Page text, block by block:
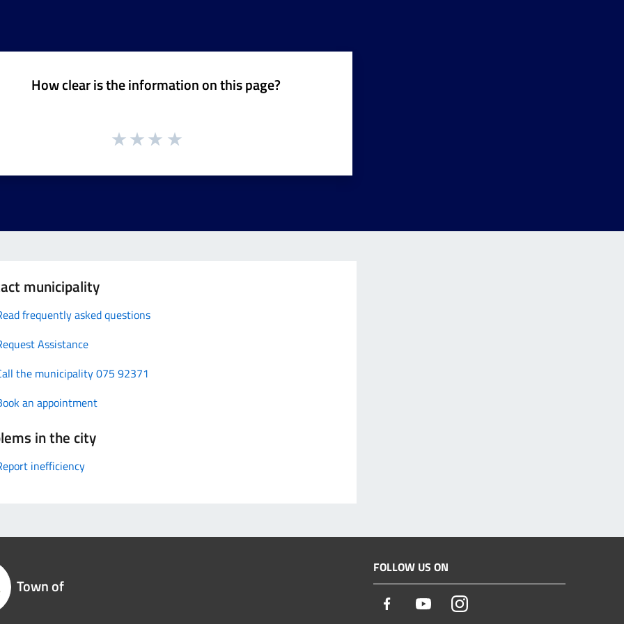
How clear is the information on this page?
municipality
frequently asked questions
Assistance
the municipality 075 92371
an appointment
in the city
inefficiency
Town of
FOLLOW US ON
Facebook YoutubeInstagram